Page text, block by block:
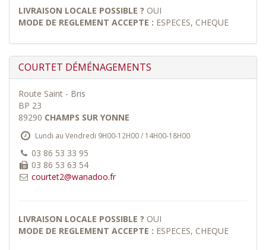
LIVRAISON LOCALE POSSIBLE ? OUI
MODE DE REGLEMENT ACCEPTE : ESPECES, CHEQUE
COURTET DÉMÉNAGEMENTS
Route Saint - Bris
BP 23
89290 CHAMPS SUR YONNE
Lundi au Vendredi 9H00-12H00 / 14H00-18H00
03 86 53 33 95
03 86 53 63 54
courtet2@wanadoo.fr
LIVRAISON LOCALE POSSIBLE ? OUI
MODE DE REGLEMENT ACCEPTE : ESPECES, CHEQUE